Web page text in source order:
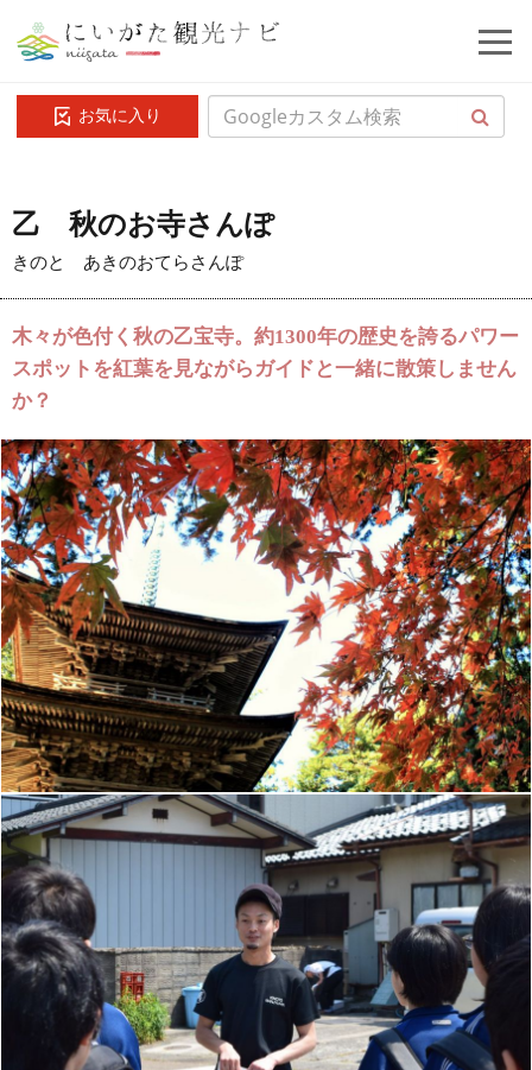
お気に入り
乙 秋のお寺さんぽ
きのと あきのおてらさんぽ
木々が色付く秋の乙宝寺。約1300年の歴史を誇るパワー
スポットを紅葉を見ながらガイドと一緒に散策しません
か？